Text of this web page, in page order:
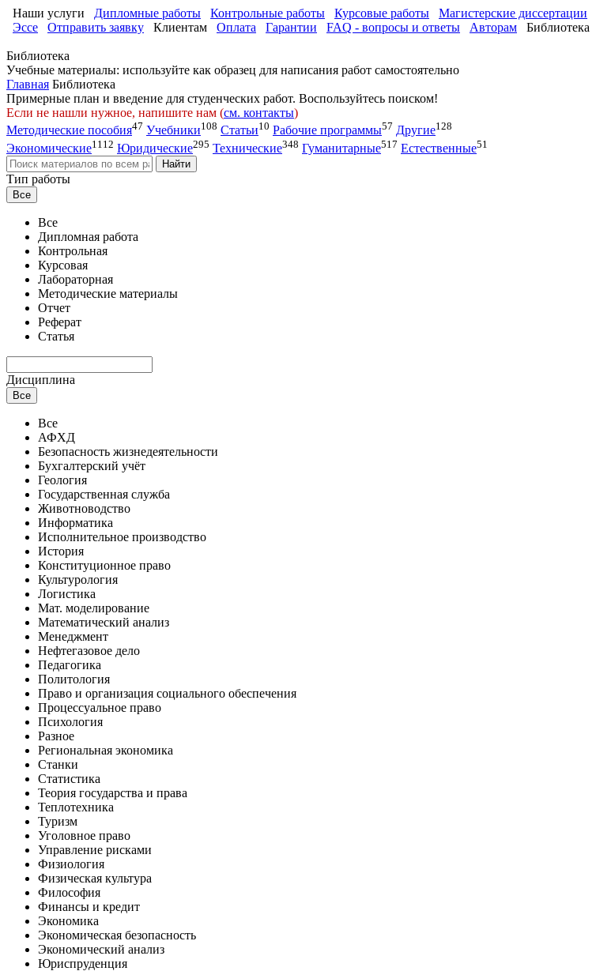
Наши услуги Дипломные работы Контрольные работы Курсовые работы Магистерские диссертации
Эссе
Отправить заявку Клиентам Оплата Гарантии FAQ - вопросы и ответы Авторам Библиотека
Библиотека
Учебные материалы: используйте как образец для написания работ самостоятельно
Главная Библиотека
Примерные план и введение для студенческих работ. Воспользуйтесь поиском!
Если не нашли нужное, напишите нам (см. контакты)
Методические пособия47 Учебники108 Статьи10 Рабочие программы57 Другие128
Экономические1112 Юридические295 Технические348 Гуманитарные517 Естественные51
Найти
Тип работы
Все
Все
Дипломная работа
Контрольная
Курсовая
Лабораторная
Методические материалы
Отчет
Реферат
Статья
Дисциплина
Все
Все
АФХД
Безопасность жизнедеятельности
Бухгалтерский учёт
Геология
Государственная служба
Животноводство
Информатика
Исполнительное производство
История
Конституционное право
Культурология
Логистика
Мат. моделирование
Математический анализ
Менеджмент
Нефтегазовое дело
Педагогика
Политология
Право и организация социального обеспечения
Процессуальное право
Психология
Разное
Региональная экономика
Станки
Статистика
Теория государства и права
Теплотехника
Туризм
Уголовное право
Управление рисками
Физиология
Физическая культура
Философия
Финансы и кредит
Экономика
Экономическая безопасность
Экономический анализ
Юриспруденция